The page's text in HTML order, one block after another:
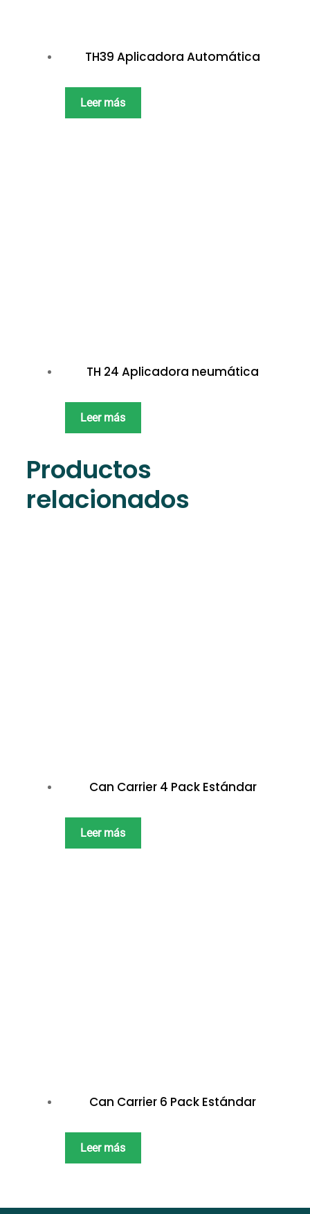
TH39 Aplicadora Automática
Leer más
TH 24 Aplicadora neumática
Leer más
Productos
relacionados
Can Carrier 4 Pack Estándar
Leer más
Can Carrier 6 Pack Estándar
Leer más